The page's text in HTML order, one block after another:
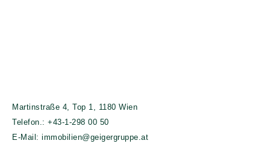
Martinstraße 4, Top 1, 1180 Wien
Telefon.: +43-1-298 00 50
E-Mail: immobilien@geigergruppe.at